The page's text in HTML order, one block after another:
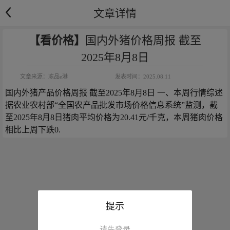
文章详情
【看价格】
国内外猪价格周报 截至
2025年8月8日
文章来源： 冻品e港 发表时间： 2025.08.11
国内外猪产品价格周报 截至2025年8月8日 一、本周行情综述
据农业农村部“全国农产品批发市场价格信息系统”监测，截
至2025年8月8日猪肉平均价格为20.41元/千克，本周猪肉价格
相比上周下跌0.
提示